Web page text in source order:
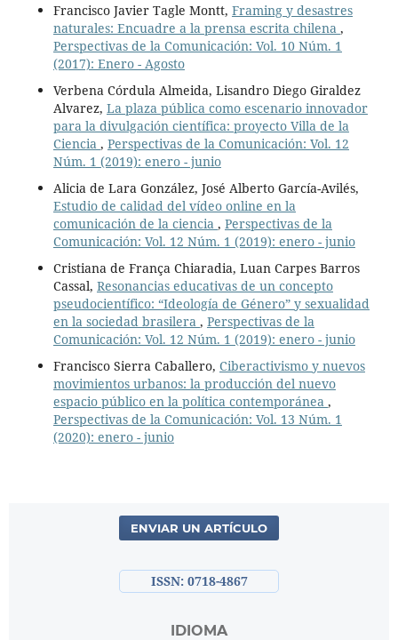
Francisco Javier Tagle Montt, Framing y desastres
naturales: Encuadre a la prensa escrita chilena ,
Perspectivas de la Comunicación: Vol. 10 Núm. 1
(2017): Enero - Agosto
Verbena Córdula Almeida, Lisandro Diego Giraldez
Alvarez, La plaza pública como escenario innovador
para la divulgación científica: proyecto Villa de la
Ciencia , Perspectivas de la Comunicación: Vol. 12
Núm. 1 (2019): enero - junio
Alicia de Lara González, José Alberto García-Avilés,
Estudio de calidad del vídeo online en la
comunicación de la ciencia , Perspectivas de la
Comunicación: Vol. 12 Núm. 1 (2019): enero - junio
Cristiana de França Chiaradia, Luan Carpes Barros
Cassal, Resonancias educativas de un concepto
pseudocientífico: “Ideología de Género” y sexualidad
en la sociedad brasilera , Perspectivas de la
Comunicación: Vol. 12 Núm. 1 (2019): enero - junio
Francisco Sierra Caballero, Ciberactivismo y nuevos
movimientos urbanos: la producción del nuevo
espacio público en la política contemporánea ,
Perspectivas de la Comunicación: Vol. 13 Núm. 1
(2020): enero - junio
ENVIAR UN ARTÍCULO
ISSN: 0718-4867
IDIOMA